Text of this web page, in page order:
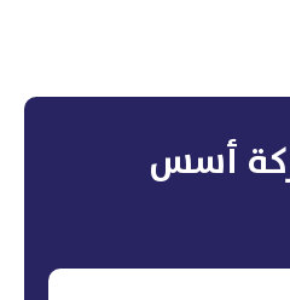
أسس